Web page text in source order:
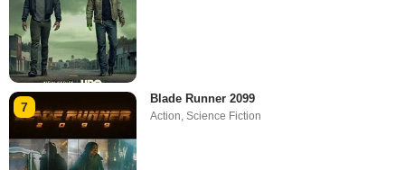
7
Blade Runner 2099
Action,Science Fiction